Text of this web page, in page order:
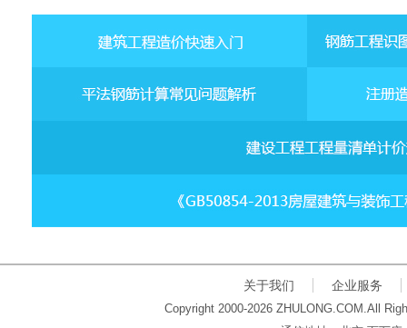
关于我们 企业服务
Copyright 2000-2026 ZHULONG.COM.All